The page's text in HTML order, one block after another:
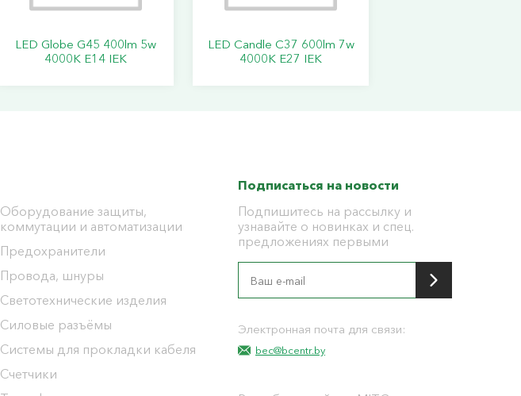
LED Globe G45 400lm 5w
4000K E14 IEK
LED Candle C37 600lm 7w
4000K E27 IEK
Оборудование защиты,
коммутации и автоматизации
Предохранители
Провода, шнуры
Светотехнические изделия
Силовые разъёмы
Системы для прокладки кабеля
Счетчики
Подписаться на новости
Подпишитесь на рассылку и
узнавайте о новинках и спец.
предложениях первыми
Электронная почта для связи:
bec@bcentr.by